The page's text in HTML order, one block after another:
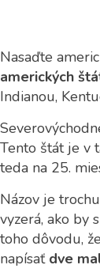
Nasaďte
amerických
Indianou,
Tento štát je v
teda na 25.
Názov je
vyzerá, ako by
toho dôvodu,
napísaťdve